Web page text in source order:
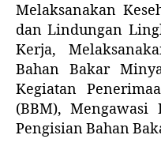
Melaksanakan
dan Lindungan
Kerja,
Bahan Bakar
Kegiatan
(BBM), Mengawasi
Pengisian Bahan